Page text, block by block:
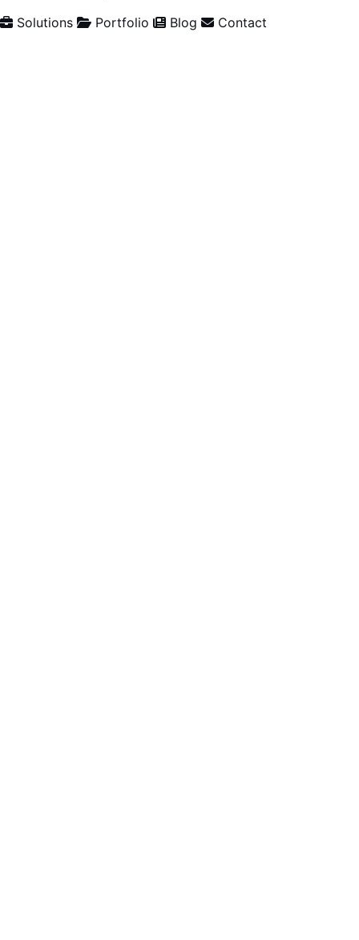
Solutions Portfolio Blog Contact